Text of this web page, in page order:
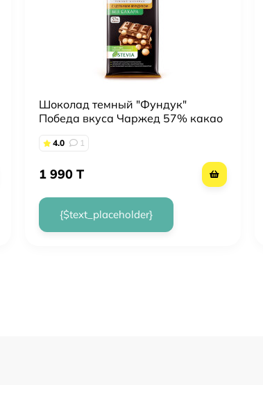
Шоколад темный "Фундук"
Победа вкуса Чаржед 57% какао
4.0 1
1 990 T
{$text_placeholder}